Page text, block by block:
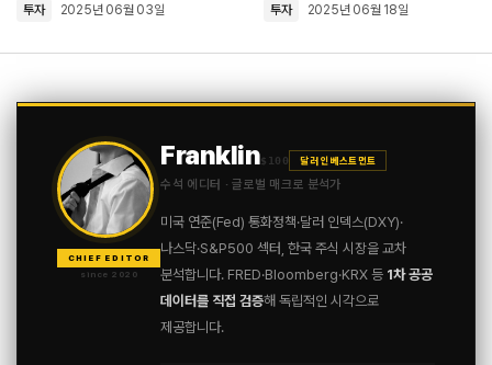
투자 2025년 06월 03일 투자 2025년 06월 18일
CHIEF EDITOR
since 2020
Franklin$100 달러 인베스트먼트
수석 에디터 · 글로벌 매크로 분석가
미국 연준(Fed) 통화정책·달러 인덱스(DXY)·
나스닥·S&P500 섹터, 한국 주식 시장을 교차
분석합니다. FRED·Bloomberg·KRX 등 1차 공공
데이터를 직접 검증해 독립적인 시각으로
제공합니다.